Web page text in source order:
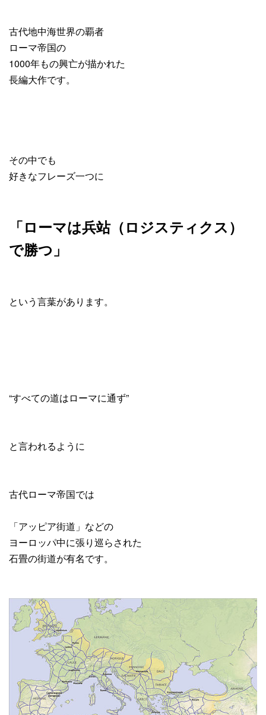
古代地中海世界の覇者
ローマ帝国の
1000年もの興亡が描かれた
長編大作です。
その中でも
好きなフレーズ一つに
「ローマは兵站（ロジスティクス）
で勝つ」
という言葉があります。
“すべての道はローマに通ず”
と言われるように
古代ローマ帝国では
「アッピア街道」などの
ヨーロッパ中に張り巡らされた
石畳の街道が有名です。